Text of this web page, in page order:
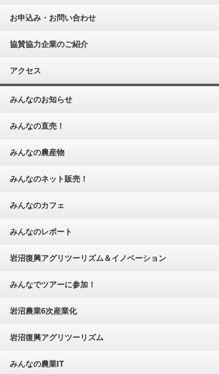
お申込み・お問い合わせ
協賛協力企業のご紹介
アクセス
みんなのお知らせ
みんなの直売！
みんなの農産物
みんなのネット販売！
みんなのカフェ
みんなのレポート
岩沼復興アグリツーリズム＆イノベーション
みんなでツアーに参加！
岩沼農業6次産業化
岩沼復興アグリツーリズム
みんなの農業IT